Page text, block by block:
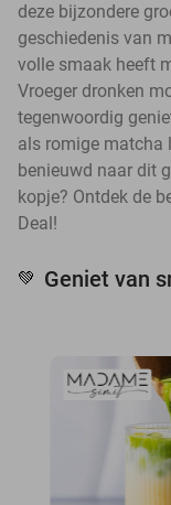
deze bijzondere
geschiedenis van
volle smaak heeft
Vroeger dronken
tegenwoordig
als romige matcha
benieuwd naar dit
kopje? Ontdek de
Deal!
💚 Geniet van